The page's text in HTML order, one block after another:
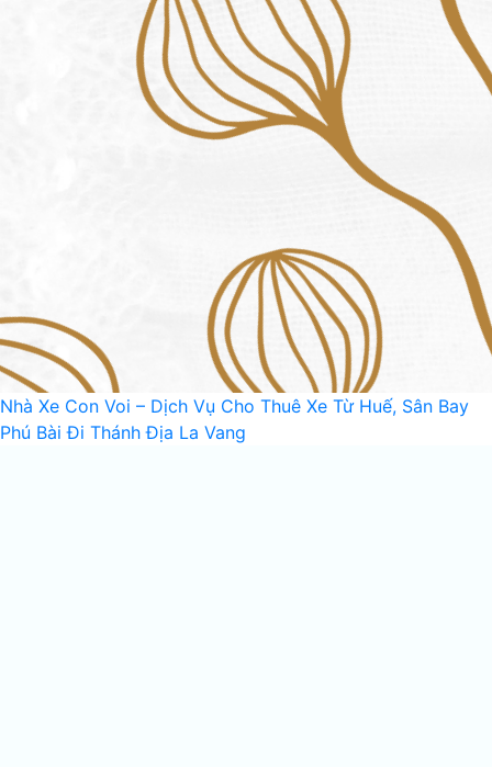
Nhà Xe Con Voi – Dịch Vụ Cho Thuê Xe Từ Huế, Sân Bay
Phú Bài Đi Thánh Địa La Vang